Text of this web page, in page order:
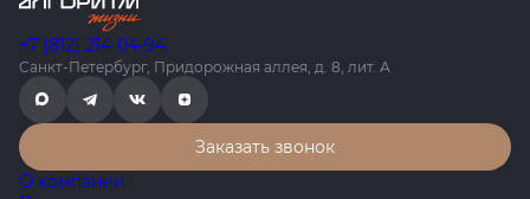
+7 (812) 214-04-94
Санкт-Петербург, Придорожная аллея, д. 8, лит. А
Заказать звонок
О компании